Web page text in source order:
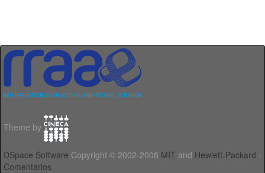
Theme by
DSpace Software Copyright © 2002-2008 MIT and Hewlett-Packard -
Comentarios